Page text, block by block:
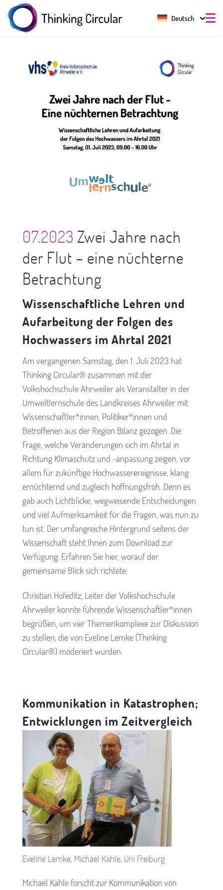
Deutsch
07.2023 Zwei Jahre nach
der Flut – eine nüchterne
Betrachtung
Wissenschaftliche Lehren und
Aufarbeitung der Folgen des
Hochwassers im Ahrtal 2021
Am vergangenen Samstag, den 1. Juli 2023 hat
Thinking Circular® zusammen mit der
Volkshochschule Ahrweiler als Veranstalter in der
Umweltlernschule des Landkreises Ahrweiler mit
Wissenschaftler*innen, Politiker*innen und
Betroffenen aus der Region Bilanz gezogen. Die
Frage, welche Veränderungen sich im Ahrtal in
Richtung Klimaschutz und -anpassung zeigen, vor
allem für zukünftige Hochwasserereignisse, klang
ernüchternd und zugleich hoffnungsfroh. Denn es
gab auch Lichtblicke, wegweisende Entscheidungen
und viel Aufmerksamkeit für die Fragen, was nun zu
tun ist. Der umfangreiche Hintergrund seitens der
Wissenschaft steht Ihnen zum Download zur
Verfügung. Erfahren Sie hier, worauf der
gemeinsame Blick sich richtete:
Christian Hofeditz, Leiter der Volkshochschule
Ahrweiler konnte führende Wissenschaftler*innen
begrüßen, um vier Themenkomplexe zur Diskussion
zu stellen, die von Eveline Lemke (Thinking
Circular®) moderiert wurden.
Kommunikation in Katastrophen;
Entwicklungen im Zeitvergleich
Eveline Lemke, Michael Kahle, Uni Freiburg
Michael Kahle forscht zur Kommunikation von